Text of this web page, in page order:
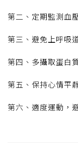
第二、定期監測血
第三、避免上呼吸
第四、多攝取蛋白
第五、保持心情平
第六、適度運動，